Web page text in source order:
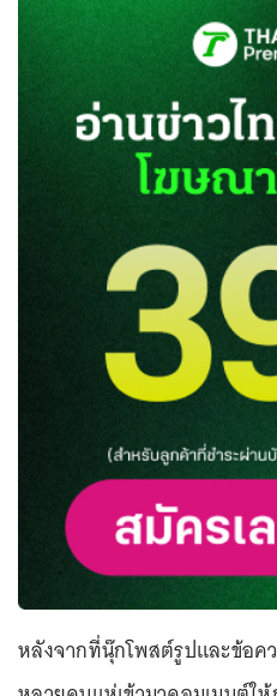
หลังจากที่นุ๊กโพสต์รูปและข้อค